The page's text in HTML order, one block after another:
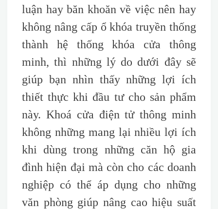
luận hay băn khoăn về việc nên hay
không nâng cấp ổ khóa truyền thống
thành hệ thống khóa cửa thông
minh, thì những lý do dưới đây sẽ
giúp bạn nhìn thấy những lợi ích
thiết thực khi đầu tư cho sản phẩm
này. Khoá cửa điện tử thông minh
không những mang lại nhiều lợi ích
khi dùng trong những căn hộ gia
đình hiện đại mà còn cho các doanh
nghiệp có thể áp dụng cho những
văn phòng giúp nâng cao hiệu suất